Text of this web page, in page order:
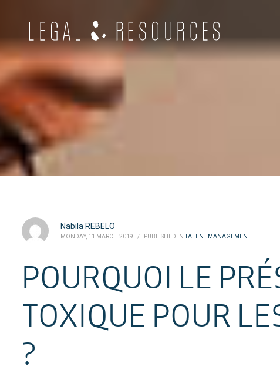
Nabila REBELO
MONDAY, 11 MARCH 2019 / PUBLISHED INTALENT MANAGEMENT
POURQUOI LE
TOXIQUE POUR
?